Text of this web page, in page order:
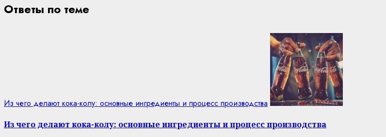
Ответы по теме
Из чего делают кока-колу: основные ингредиенты и процесс производства
Из чего делают кока-колу: основные ингредиенты и процесс производства